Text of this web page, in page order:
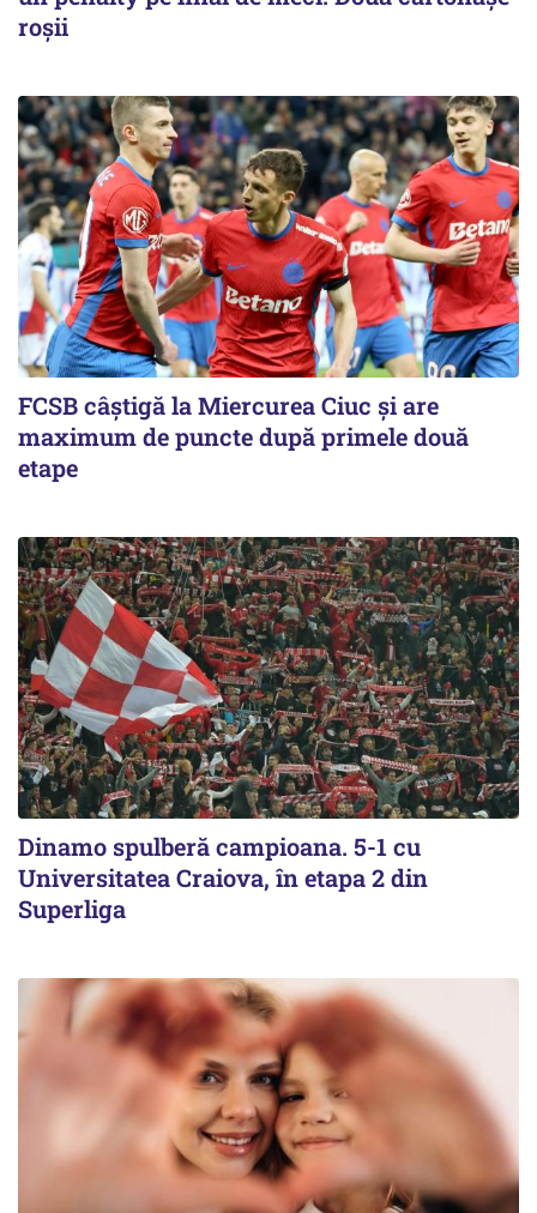
roşii
FCSB câştigă la Miercurea Ciuc şi are
maximum de puncte după primele două
etape
Dinamo spulberă campioana. 5-1 cu
Universitatea Craiova, în etapa 2 din
Superliga